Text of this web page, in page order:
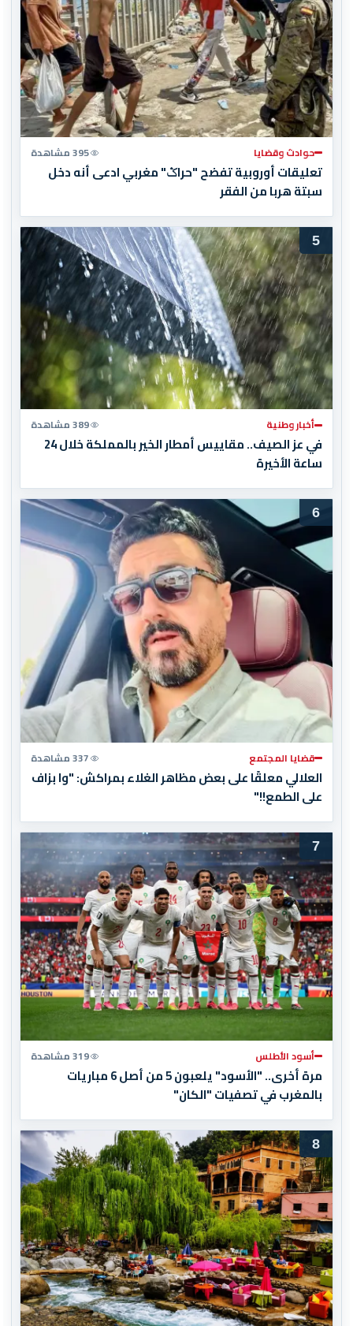
حوادث وقضايا 395 مشاهدة
تعليقات أوروبية تفضح "حراݣ" مغربي ادعى أنه دخل
سبتة هربا من الفقر
5
أخبار وطنية 389 مشاهدة
في عز الصيف.. مقاييس أمطار الخير بالمملكة خلال 24
ساعة الأخيرة
6
قضايا المجتمع 337 مشاهدة
العلالي معلقًا على بعض مظاهر الغلاء بمراكش: "وا بزاف
على الطمع!!"
7
أسود الأطلس 319 مشاهدة
مرة أخرى.. "الأسود" يلعبون 5 من أصل 6 مباريات
بالمغرب في تصفيات "الكان"
8